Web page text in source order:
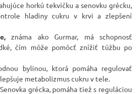
horkú tekvičku a senovku grécku,
hladiny cukru v krvi a zlepšení
známa ako Gurmar, má schopnosť
čím môže pomôcť znížiť túžbu po
bylinou, ktorá pomáha regulovať
metabolizmus cukru v tele.
grécka, pomáha tiež s reguláciou